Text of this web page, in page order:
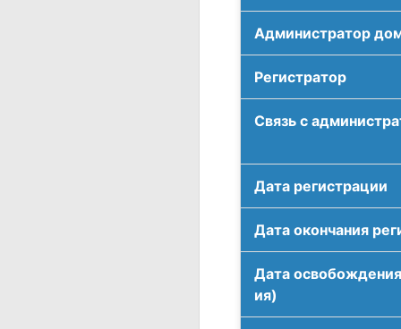
Администратор
Регистратор
Связь с
Дата регистрации
Дата окончания
Дата
ия)